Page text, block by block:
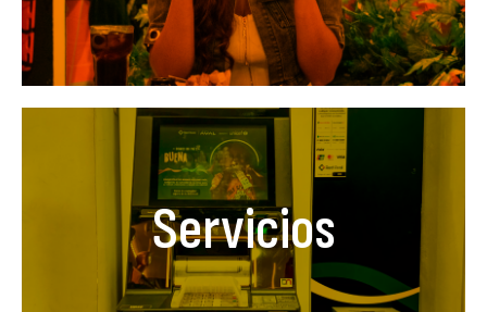
Servicios